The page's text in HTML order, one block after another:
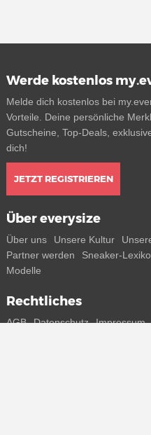
Werde kostenlos
Melde dich kostenlos bei
Vorteile. Deine persönliche
Gutscheine, Top-Deals,
dich!
JETZT REGISTRIEREN
Über everysize
Über uns Unsere Kultur
Partner werden
Sneaker-
Modelle
Rechtliches
AGB Datenschutz Impressum